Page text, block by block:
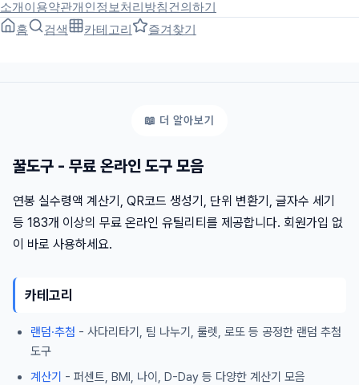
소개 이용약관개인정보처리방침건의하기
홈
검색 카테고리 즐겨찾기
꿀도구 - 무료 온라인 도구 모음
연봉 실수령액 계산기, QR코드 생성기, 단위 변환기, 글자수 세기
등 183개 이상의 무료 온라인 유틸리티를 제공합니다. 회원가입 없
이 바로 사용하세요.
카테고리
랜덤·추첨 - 사다리타기, 팀 나누기, 룰렛, 로또 등 공정한 랜덤 추첨
도구
계산기 - 퍼센트, BMI, 나이, D-Day 등 다양한 계산기 모음